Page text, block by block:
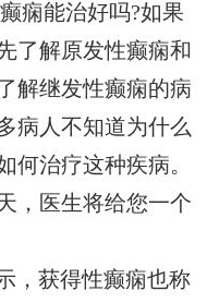
痫能治好吗?如果
了解原发性癫痫和
解继发性癫痫的病
病人不知道为什么
何治疗这种疾病。
，医生将给您一个
，获得性癫痫也称